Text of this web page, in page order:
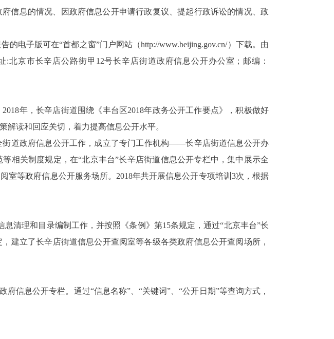
信息的情况、因政府信息公开申请行政复议、提起行政诉讼的情况、政
电子版可在“首都之窗”门户网站（http://www.beijing.gov.cn/）下载。由
京市长辛店公路街甲12号长辛店街道政府信息公开办公室；邮编：
年，长辛店街道围绕《丰台区2018年政务公开工作要点》，积极做好
读和回应关切，着力提高信息公开水平。
道政府信息公开工作，成立了专门工作机构——长辛店街道信息公开办
相关制度规定，在“北京丰台”长辛店街道信息公开专栏中，集中展示全
等政府信息公开服务场所。2018年共开展信息公开专项培训3次，根据
清理和目录编制工作，并按照《条例》第15条规定，通过“北京丰台”长
建立了长辛店街道信息公开查阅室等各级各类政府信息公开查阅场所，
信息公开专栏。通过“信息名称”、“关键词”、“公开日期”等查询方式，